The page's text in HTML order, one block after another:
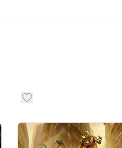
kategoriju omiljeno
Dugme za dodavanje